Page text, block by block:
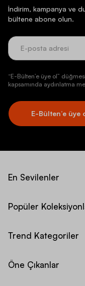
İndirim, kampanya ve
bültene abone olun.
“E-Bülten’e üye ol”
kapsamında aydınlatma
E-Bülten’e üye
En Sevilenler
Popüler
Trend Kategoriler
Öne Çıkanlar